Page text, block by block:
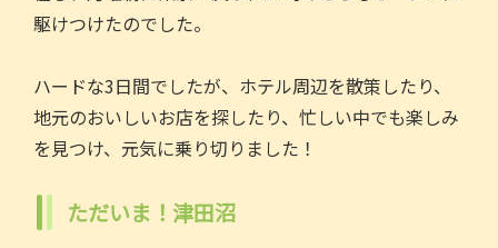
駆けつけたのでした。
ハードな3日間でしたが、ホテル周辺を散策したり、
地元のおいしいお店を探したり、忙しい中でも楽しみ
を見つけ、元気に乗り切りました！
ただいま！津田沼